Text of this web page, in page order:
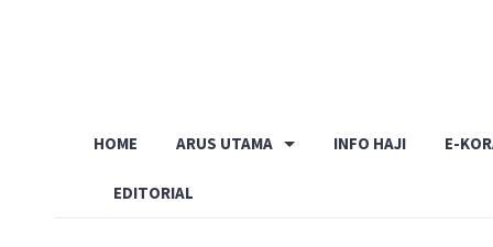
HOME ARUS UTAMA INFO HAJI E-
EDITORIAL